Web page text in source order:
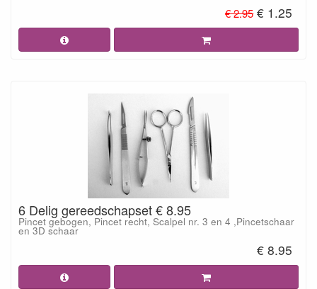
€ 2.95 € 1.25
6 Delig gereedschapset € 8.95
Pincet gebogen, Pincet recht, Scalpel nr. 3 en 4 ,Pincetschaar
en 3D schaar
€ 8.95